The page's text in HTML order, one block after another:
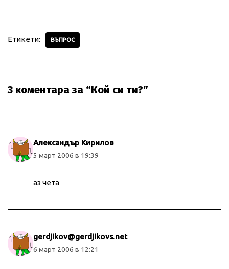
Етикети: ВЪПРОС
3 коментара за “Кой си ти?”
Александър Кирилов
5 март 2006 в 19:39
аз чета
gerdjikov@gerdjikovs.net
6 март 2006 в 12:21